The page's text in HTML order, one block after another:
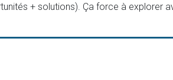
+ solutions). Ça force à explorer